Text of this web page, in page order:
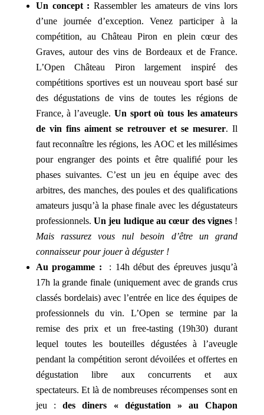
Un concept :Rassembler les amateurs de vins lors
d’une journée d’exception. Venez participer à la
compétition, au Château Piron en plein cœur des
Graves, autour des vins de Bordeaux et de France.
L’Open Château Piron largement inspiré des
compétitions sportives est un nouveau sport basé sur
des dégustations de vins de toutes les régions de
France, à l’aveugle. Un sport où tous les amateurs
de vin fins aiment se retrouver et se mesurer. Il
faut reconnaître les régions, les AOC et les millésimes
pour engranger des points et être qualifié pour les
phases suivantes. C’est un jeu en équipe avec des
arbitres, des manches, des poules et des qualifications
amateurs jusqu’à la phase finale avec les dégustateurs
professionnels.Un jeu ludique au cœur des vignes!
Mais rassurez vous nul besoin d’être un grand
connaisseur pour jouer à déguster !
Au progamme : : 14h début des épreuves jusqu’à
17h la grande finale (uniquement avec de grands crus
classés bordelais) avec l’entrée en lice des équipes de
professionnels du vin. L’Open se termine par la
remise des prix et un free-tasting (19h30) durant
lequel toutes les bouteilles dégustées à l’aveugle
pendant la compétition seront dévoilées et offertes en
dégustation libre aux concurrents et aux
spectateurs.Et là de nombreuses récompenses sont en
jeu :des diners « dégustation »au Chapon